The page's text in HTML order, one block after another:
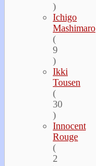
)
Ichigo
Mashimaro
(
9
)
Ikki
Tousen
(
30
)
Innocent
Rouge
(
2